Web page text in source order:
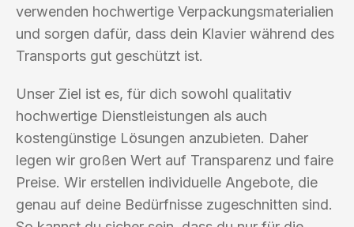
verwenden hochwertige Verpackungsmaterialien
und sorgen dafür, dass dein Klavier während des
Transports gut geschützt ist.
Unser Ziel ist es, für dich sowohl qualitativ
hochwertige Dienstleistungen als auch
kostengünstige Lösungen anzubieten. Daher
legen wir großen Wert auf Transparenz und faire
Preise. Wir erstellen individuelle Angebote, die
genau auf deine Bedürfnisse zugeschnitten sind.